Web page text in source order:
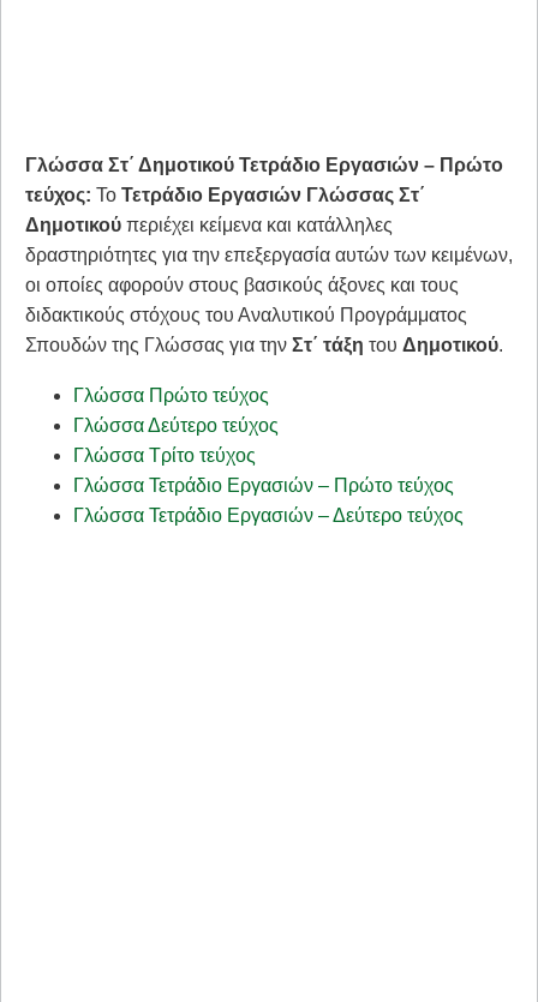
Γλώσσα Στ΄ Δημοτικού Τετράδιο Εργασιών – Πρώτο
τεύχος: Το Τετράδιο Εργασιών Γλώσσας Στ΄
Δημοτικού περιέχει κείμενα και κατάλληλες
δραστηριότητες για την επεξεργασία αυτών των κειμένων,
οι οποίες αφορούν στους βασικούς άξονες και τους
διδακτικούς στόχους του Αναλυτικού ­Προγράμματος
Σπουδών της Γλώσσας για την Στ΄ τάξη του Δημοτικού.
Γλώσσα Πρώτο τεύχος
Γλώσσα Δεύτερο τεύχος
Γλώσσα Τρίτο τεύχος
Γλώσσα Τετράδιο Εργασιών – Πρώτο τεύχος
Γλώσσα Τετράδιο Εργασιών – Δεύτερο τεύχος